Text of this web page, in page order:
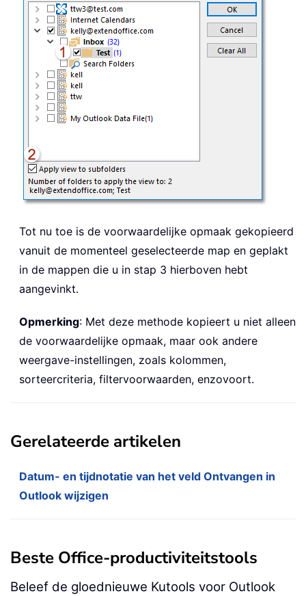
Tot nu toe is de voorwaardelijke opmaak gekopieerd
vanuit de momenteel geselecteerde map en geplakt
in de mappen die u in stap 3 hierboven hebt
aangevinkt.
Opmerking: Met deze methode kopieert u niet alleen
de voorwaardelijke opmaak, maar ook andere
weergave-instellingen, zoals kolommen,
sorteercriteria, filtervoorwaarden, enzovoort.
Gerelateerde artikelen
Datum- en tijdnotatie van het veld Ontvangen in
Outlook wijzigen
Beste Office-productiviteitstools
Beleef de gloednieuwe Kutools voor Outlook